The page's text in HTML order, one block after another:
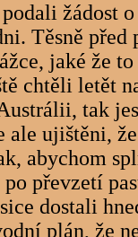
žádost
Těsně před
jaké že
chtěli letět
tak
ujištěni,
abychom
převzetí
dostali
plán, že